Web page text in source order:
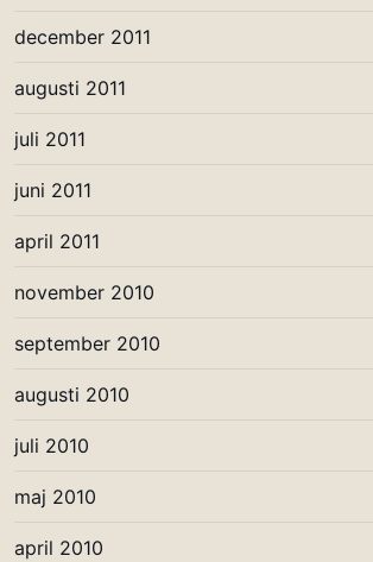
december 2011
augusti 2011
juli 2011
juni 2011
april 2011
november 2010
september 2010
augusti 2010
juli 2010
maj 2010
april 2010